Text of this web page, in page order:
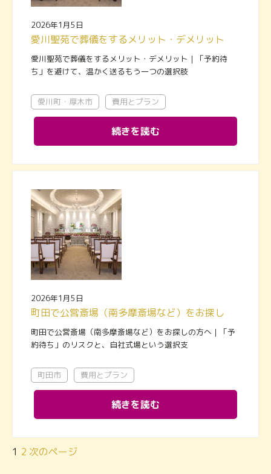
2026年1月5日
愛川聖苑で葬儀をするメリット・デメリット｜「予約待
ち」を避けて、温かく送るもう一つの選択肢
愛川町・厚木市 費用とプラン
続きを読む
2026年1月5日
町田で公営斎場（南多摩斎場など）をお探しの方へ｜「予
約待ち」のリスクと、自社式場という選択支
町田市 費用とプラン
続きを読む
1 2 次のページ